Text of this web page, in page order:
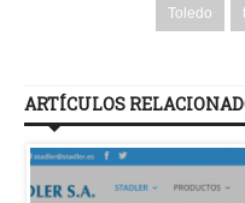
Toledo
ARTÍCULOS